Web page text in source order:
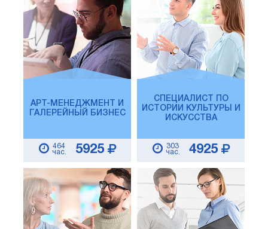
АРТ-МЕНЕДЖМЕНТ И
ГАЛЕРЕЙНЫЙ БИЗНЕС
464
час.
5925
СПЕЦИАЛИСТ ПО
ИСТОРИИ КУЛЬТУРЫ И
ИСКУССТВА
303
час.
4925